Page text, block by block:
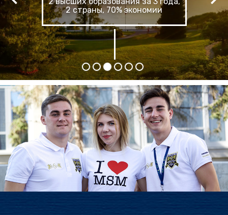
ГАЛЕРЕЯ
КОНТАКТЫ
Лучшее лето в твоей жизни